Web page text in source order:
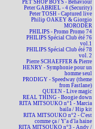
PET SHOP BOYS - Behaviour
Peter GABRIEL - 4 (Security)
Peter TOSH - Captured live
Philip OAKEY & Giorgio
MORODER
PHILIPS - Promo Promo 74
PHILIPS Spécial Club été 76
vol.1
PHILIPS Spécial Club été 78
vol. 2
Pierre SCHAEFFER & Pierre
HENRY - Symphonie pour un
homme seul
PRODIGY - Speedway (theme
from Fastlane)
QUEEN - Live magic
REAL THING - Boogie down
RITA MITSOUKO n°1 - Marcia
baila / Hip kit
RITA MITSOUKO n°2 - C'est
comme ça / Y'a d'la haine
RITA MITSOUKO n°3 - Andy /